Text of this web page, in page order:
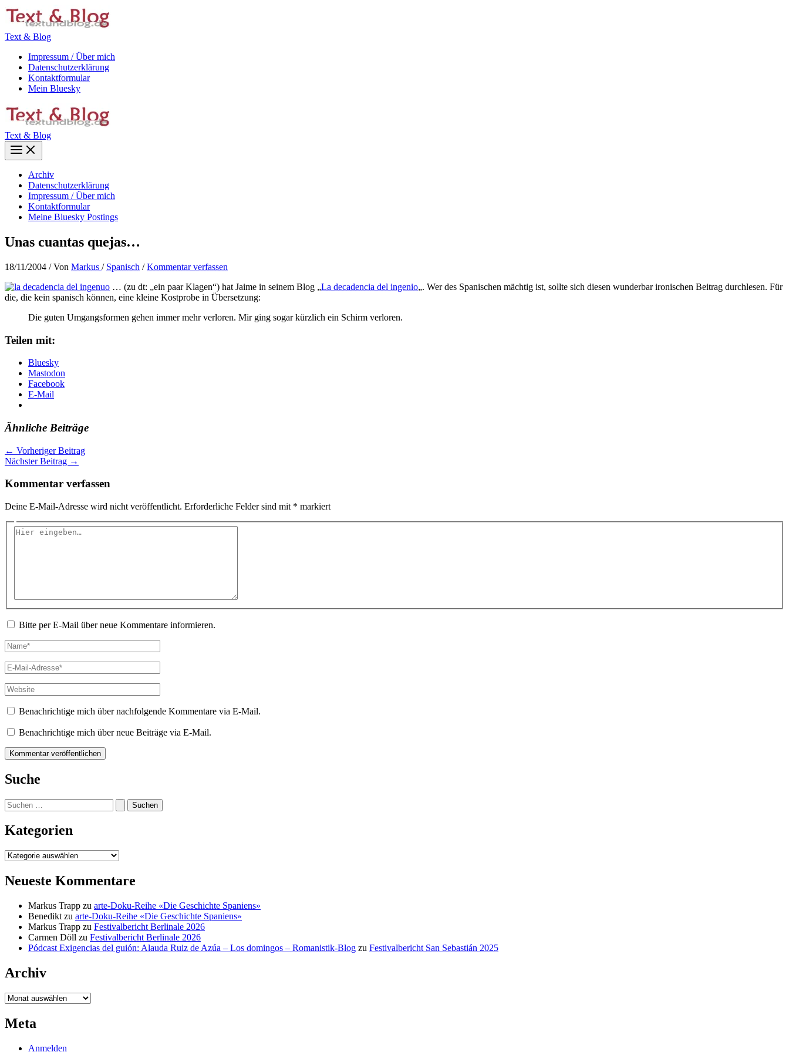
Zum
Inhalt
Text & Blog
Impressum / Über mich
Datenschutzerklärung
Kontaktformular
Mein Bluesky
Text & Blog
Main
Menu
Archiv
Datenschutzerklärung
Impressum / Über mich
Kontaktformular
Meine Bluesky Postings
Unas cuantas quejas…
18/11/2004 / Von Markus / Spanisch /Kommentar verfassen
… (zu dt: „ein paar Klagen“) hat Jaime in seinem Blog „La decadencia del ingenio„. Wer des Spanischen mächtig ist, sollte sich diesen wunderbar ironischen Beitrag durchlesen. Für
die, die kein spanisch können, eine kleine Kostprobe in Übersetzung:
Die guten Umgangsformen gehen immer mehr verloren. Mir ging sogar kürzlich ein Schirm verloren.
Teilen mit:
Bluesky
Mastodon
Facebook
E-Mail
Ähnliche Beiträge
← Vorheriger Beitrag
Nächster Beitrag →
Kommentar verfassen
Deine E-Mail-Adresse wird nicht veröffentlicht. Erforderliche Felder sind mit * markiert
Hier
Bitte per E-Mail über neue Kommentare informieren.
Name*
E-
Mail-
Adresse*
Website
Benachrichtige mich über nachfolgende Kommentare via E-Mail.
Benachrichtige mich über neue Beiträge via E-Mail.
Suche
Suchen
nach:
Kategorien
Kategorien
Neueste Kommentare
Markus Trapp zu arte-Doku-Reihe «Die Geschichte Spaniens»
Benedikt zu arte-Doku-Reihe «Die Geschichte Spaniens»
Markus Trapp zu Festivalbericht Berlinale 2026
Carmen Döll zu Festivalbericht Berlinale 2026
Pódcast Exigencias del guión: Alauda Ruiz de Azúa – Los domingos – Romanistik-Blog zu Festivalbericht San Sebastián 2025
Archiv
Archiv
Meta
Anmelden